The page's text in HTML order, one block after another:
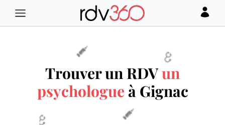
Trouver un RDVun
psychologue à Gignac